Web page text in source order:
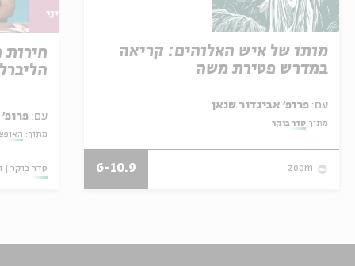
מותו של איש האלוהים: קריאה
במדרש פטירת משה
עם:
מתוך:סדר בוקר
zoom
6-10.9
עם: פרופ'
מתוך:
סדר בוקר